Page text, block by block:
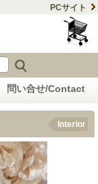
PCサイト
問い合せ/Contact
Interior